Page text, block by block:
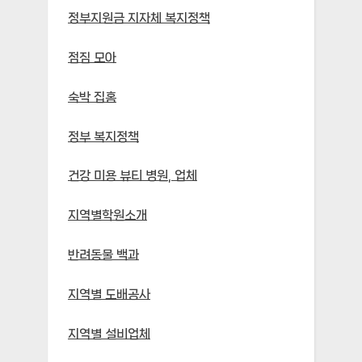
정부지원금 지자체 복지정책
점짐 모아
숙박 집홈
정부 복지정책
건강 미용 뷰티 병원, 업체
지역별학원소개
반려동물 백과
지역별 도배공사
지역별 설비업체